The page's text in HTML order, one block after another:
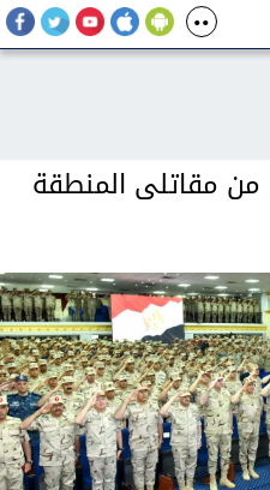
من مقاتلى المنطقة